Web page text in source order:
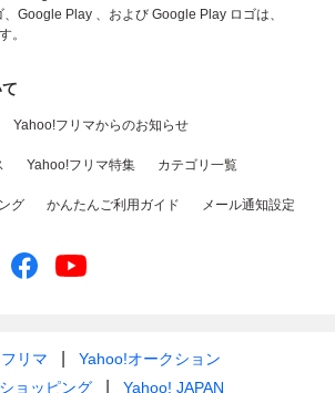
Google Play 、および Google Play ロゴは、
。
Yahoo!フリマからのお知らせ
Yahoo!フリマ特集 カテゴリ一覧
グ かんたんご利用ガイド メール通知設定
リマ
Yahoo!オークション
ョッピング
Yahoo! JAPAN